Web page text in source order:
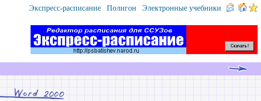
Экспресс-расписание Полигон Электронные учебники